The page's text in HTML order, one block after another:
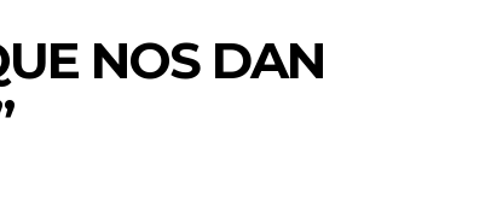
NOS DAN